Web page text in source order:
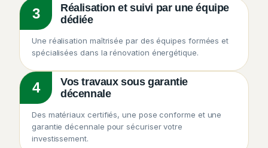
3
Réalisation et suivi par une équipe
dédiée
Une réalisation maîtrisée par des équipes formées et
spécialisées dans la rénovation énergétique.
4
Vos travaux sous garantie
décennale
Des matériaux certifiés, une pose conforme et une
garantie décennale pour sécuriser votre
investissement.